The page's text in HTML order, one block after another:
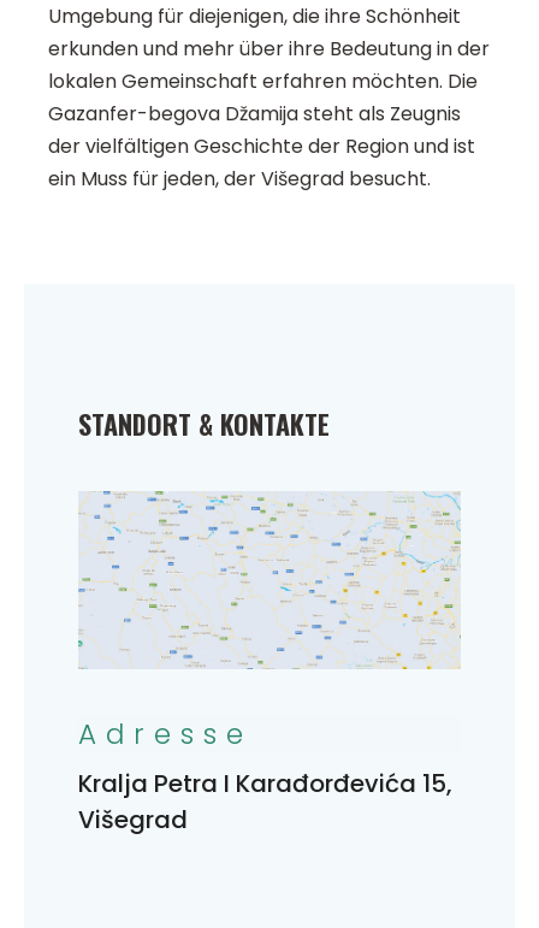
Umgebung für diejenigen, die ihre Schönheit
erkunden und mehr über ihre Bedeutung in der
lokalen Gemeinschaft erfahren möchten. Die
Gazanfer-begova Džamija steht als Zeugnis
der vielfältigen Geschichte der Region und ist
ein Muss für jeden, der Višegrad besucht.
STANDORT & KONTAKTE
Adresse
Kralja Petra I Karađorđevića 15,
Višegrad